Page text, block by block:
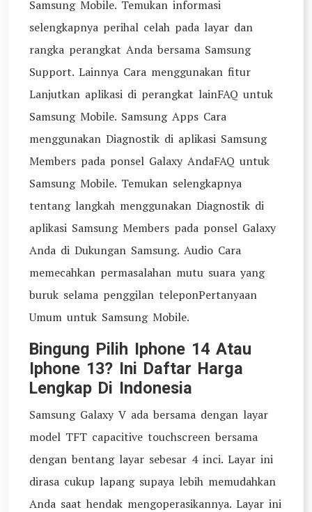
Samsung Mobile. Temukan informasi
selengkapnya perihal celah pada layar dan
rangka perangkat Anda bersama Samsung
Support. Lainnya Cara menggunakan fitur
Lanjutkan aplikasi di perangkat lainFAQ untuk
Samsung Mobile. Samsung Apps Cara
menggunakan Diagnostik di aplikasi Samsung
Members pada ponsel Galaxy AndaFAQ untuk
Samsung Mobile. Temukan selengkapnya
tentang langkah menggunakan Diagnostik di
aplikasi Samsung Members pada ponsel Galaxy
Anda di Dukungan Samsung. Audio Cara
memecahkan permasalahan mutu suara yang
buruk selama penggilan teleponPertanyaan
Umum untuk Samsung Mobile.
Bingung Pilih Iphone 14 Atau
Iphone 13? Ini Daftar Harga
Lengkap Di Indonesia
Samsung Galaxy V ada bersama dengan layar
model TFT capacitive touchscreen bersama
dengan bentang layar sebesar 4 inci. Layar ini
dirasa cukup lapang supaya lebih memudahkan
Anda saat hendak mengoperasikannya. Layar ini